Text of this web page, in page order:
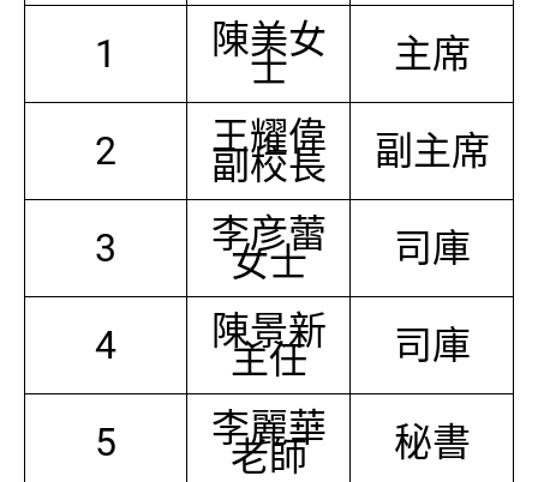
1
陳美女
士 主席
2 王耀偉
副校長 副主席
3 李彦蕾
女士 司庫
4 陳景新
主任 司庫
5 李麗華
老師 秘書